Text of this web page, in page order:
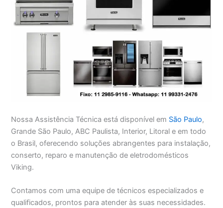
Nossa Assistência Técnica está disponível em São Paulo,
Grande São Paulo, ABC Paulista, Interior, Litoral e em todo
o Brasil, oferecendo soluções abrangentes para instalação,
conserto, reparo e manutenção de eletrodomésticos
Viking.
Contamos com uma equipe de técnicos especializados e
qualificados, prontos para atender às suas necessidades.